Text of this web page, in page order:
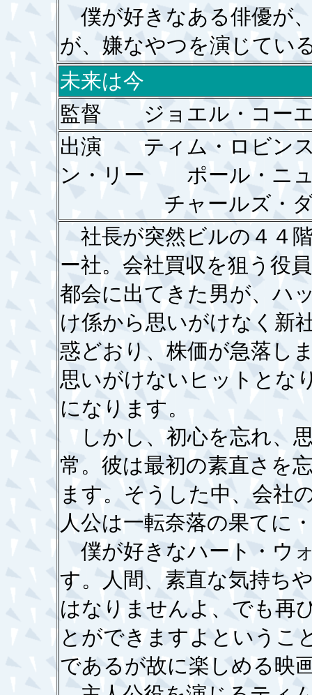
僕が好きなある俳優が
が、嫌なやつを演じてい
未来は今
監督 ジョエル・コー
出演 ティム・ロビン
ン・リー ポール・ニ
チャールズ・ダー
社長が突然ビルの４４
ー社。会社買収を狙う役
都会に出てきた男が、ハ
け係から思いがけなく新
惑どおり、株価が急落し
思いがけないヒットとな
になります。
しかし、初心を忘れ、
常。彼は最初の素直さを
ます。そうした中、会社
人公は一転奈落の果てに
僕が好きなハート・ウ
す。人間、素直な気持ち
はなりませんよ、でも再
とができますよというこ
であるが故に楽しめる映